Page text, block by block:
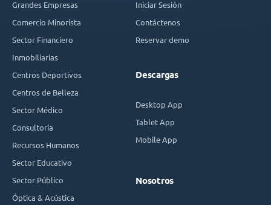
Grandes Empresas
Comercio Minorista
Sector Financiero
Inmobiliarias
Centros Deportivos
Centros de Belleza
Sector Médico
Consultoría
Recursos Humanos
Sector Educativo
Sector Público
Óptica & Acústica
Iniciar Sesión
Contáctenos
Reservar demo
Descargas
Desktop App
Tablet App
Mobile App
Nosotros